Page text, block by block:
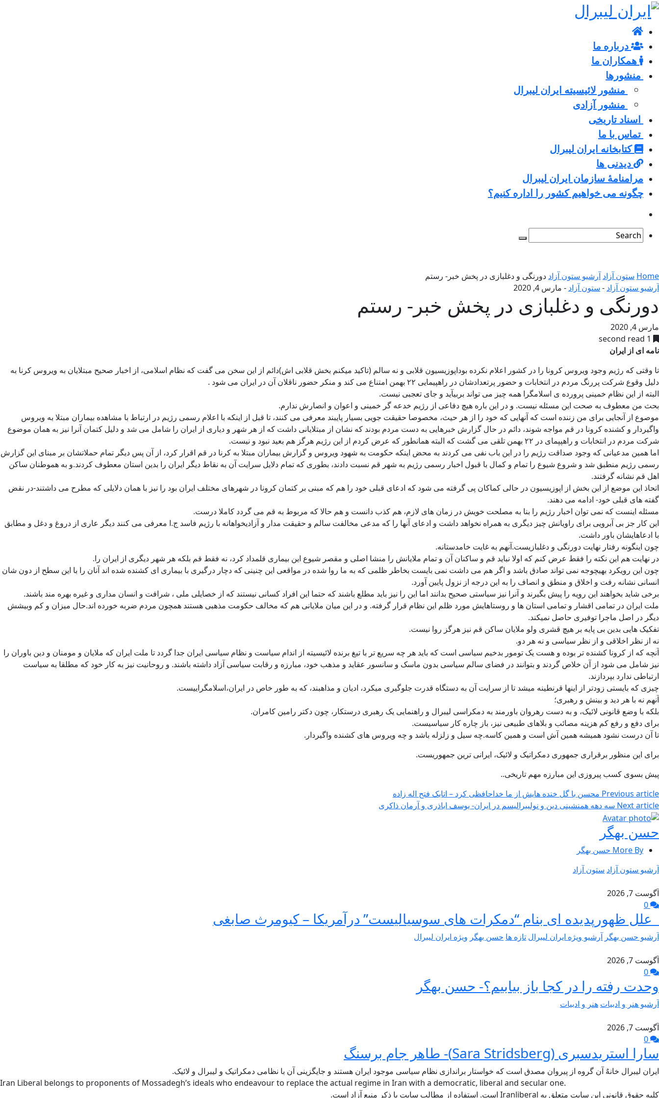
درباره ما
همکاران ما
منشورها
منشور لائیسیته ایران لیبرال
منشور آزادی
اسناد تاریخی
تماس با ما
کتابخانه ایران لیبرال
دیدنی ها
مرامنامۀ سازمان ایران لیبرال
چگونه می خواهیم کشور را اداره کنیم؟
Home ستون آزاد آرشیو ستون آزاد دورنگی و دغلبازی در پخش خبر- رستم
آرشیو ستون آزاد - ستون آزاد - مارس 4, 2020
دورنگی و دغلبازی در پخش خبر- رستم
مارس 4, 2020
1 second read
نامه ای از ایران
تا وقتی که رژیم وجود ویروس کرونا را در کشور اعلام نکرده بوداپوزیسیون قلابی و نه سالم (تاکید میکنم بخش قلابی اش)دائم از این سخن می گفت که نظام اسلامی، از اخبار صحیح مبتلایان به ویروس کرنا به
دلیل وقوع شرکت پررنگ مردم در انتخابات و حضور پرتعدادشان در راهپیمایی ۲۲ بهمن امتناع می کند و منکر حضور ناقلان آن در ایران می شود .
البته از این نظام خمینی پرورده ی اسلامگرا همه چیز می تواند بربیآید و جای تعجبی نیست.
بحث من معطوف به صحت این مسئله نیست. و در این باره هیچ دفاعی از رژیم خدعه گر خمینی و اعوان و انصارش ندارم.
موصوع از آنجایی برای من زننده است که آنهایی که خود را از هر حیث، مخصوصا حقیقت جویی بسیار پایبند معرفی می کنند، تا قبل از اینکه با اعلام رسمی رژیم در ارتباط با مشاهده بیماران مبتلا به ویروس
واگیردار و کشنده کرونا در قم مواجه شوند، دائم در حال گزارش خبرهایی به دست مردم بودند که نشان از مبتلایانی داشت که از هر شهر و دیاری از ایران را شامل می شد و دلیل کتمان آنرا نیز به همان موضوع
شرکت مردم در انتخابات و راهپپمای در ۲۲ بهمن تلقی می گشت که البته همانطور که عرض کردم از این رژیم هرگز هم بعید نبود و نیست.
اما همین مدعیانی که وجود صداقت رژیم را در این باب نفی می کردند به محض اینکه حکومت به شهود ویروس و گزارش بیماران مبتلا به کرنا در قم اقرار کرد، از آن پس دیگر تمام حملاتشان بر مبنای این گزارش
رسمی رژیم منطبق شد و شروع شیوع را تمام و کمال با قبول اخبار رسمی رژیم به شهر قم نسبت دادند، بطوری که تمام دلایل سرایت آن به نقاط دیگر ایران را بدین استان معطوف کردند.و به هموطنان ساکن
اهل قم نشانه گرفتند.
اتحاذ این موضع از این بخش از اپوزیسیون در حالی کماکان پی گرفته می شود که ادعای قبلی خود را هم که مبنی بر کتمان کرونا در شهرهای مختلف ایران بود را نیز با همان دلایلی که مطرح می داشتند-در نقض
گفته های قبلی خود- ادامه می دهند.
مسئله اینست که نمی توان اخبار رژیم را بنا به مصلحت خویش در زمان های لازم، هم کذب دانست و هم حالا که مربوط به قم می گردد کاملا درست.
این کار جز بی آبرویی برای راویانش چیز دیگری به همراه نخواهد داشت و ادعای آنها را که مدعی مخالفت سالم و حقیقت مدار و آزادیخواهانه با رژیم فاسد ج.ا معرفی می کنند دیگر عاری از دروغ و دغل و مطابق
با ادعاهایشان باور داشت.
چون اینگونه رفتار نهایت دورنگی و دغلبازیست.آنهم به غایت خامدستانه.
در نهایت هم این نکته را فقط عرض کنم که اولا نباید قم و ساکنان آن و تمام ملایانش را منشا اصلی و مقصر شیوع این بیماری قلمداد کرد، نه فقط قم بلکه هر شهر دیگری از ایران را.
چون این رویکرد بهیچوجه نمی تواند صادق باشد و اگر هم می داشت نمی بایست بخاطر ظلمی که به ما روا شده در مواقعی این چنینی که دچار درگیری با بیماری ای کشنده شده اند آنان را با این سطح از دون شان
انسانی نشانه رفت و اخلاق و منطق و انصاف را به این درجه از نزول پایین آورد.
برخی شاید بخواهند این رویه را پیش بگیرند و آنرا نیز سیاستی صحیح بدانند اما این را نیز باید مطلع باشند که حتما این افراد کسانی نیستند که از خصایلی ملی ، شرافت و انسان مداری و غیره بهره مند باشند.
ملت ایران در تمامی اقشار و تمامی استان ها و روستاهایش مورد ظلم این نظام قرار گرفته. و در این میان ملایانی هم که مخالف حکومت مذهبی هستند همچون مردم ضربه خورده اند.حال میزان و کم وبیشش
دیگر در اصل ماجرا توفیری حاصل نمیکند.
تفکیک هایی بدین بی پایه بر هیچ قشری ولو ملایان ساکن قم نیز هرگز روا نیست.
نه از نظر اخلاقی و از نظر سیاسی و نه هر دو.
آنچه که از کرونا کشنده تر بوده و هست یک تومور بدخیم سیاسی است که باید هر چه سریع تر با تیغ برنده لائیسیته از اندام سیاست و نظام سیاسی ایران جدا گردد تا ملت ایران که ملایان و مومنان و دین باوران را
نیز شامل می شود از آن خلاص گردند و بتوانند در فضای سالم سیاسی بدون ماسک و سانسور عقاید و مذهب خود، مبارزه و رقابت سیاسی آزاد داشته باشند. و روحانیت نیز به کار خود که مطلقا به سیاست
ارتباطی ندارد بپردازند.
چیزی که بایستی زودتر از اینها قرنطینه میشد تا از سرایت آن به دستگاه قدرت جلوگیری میکرد، ادیان و مذاهبند، که به طور خاص در ایران،اسلامگراییست.
آنهم نه با هر دید و بینش و رهبری؛
بلکه با وضع قانونی لائیک، و به دست رهروان باورمند به دمکراسی لیبرال و راهنمایی یک رهبری درستکار، چون دکتر رامین کامران.
برای دفع و رفع کم هزینه مصائب و بلاهای طبیعی نیز، باز چاره کار سیاسیست.
تا آن درست نشود همیشه همین آش است و همین کاسه.چه سیل و زلزله باشد و چه ویروس های کشنده واگیردار.
برای این منظور برقراری جمهوری دمکراتیک و لائیک، ایرانی ترین جمهوریست.
پیش بسوی کسب پیروزی این مبارزه مهم تاریخی..
Previous article محسن با گل خنده هایش از ما خداحافظی کرد – اتابک فتح اله زاده
Next article سه دهه همنشینی دین و نولیبرالیسم در ایران- یوسف اباذری و آرمان ذاکری
حسن بهگر
More By حسن بهگر
آرشیو ستون آزاد ستون آزاد
آگوست 7, 2026
علل ظهورپدیده ای بنام “دمکرات های سوسیالیست” درآمریکا – کیومرث صابغی
آرشیو حسن بهگر آرشیو ویژه ایران لیبرال تازه ها حسن بهگر ویژه ایران لیبرال
آگوست 7, 2026
وحدت رفته را در کجا باز بیابیم؟- حسن بهگر
آرشیو هنر و ادبیات هنر و ادبیات
آگوست 7, 2026
سارا استریدسبری (Sara Stridsberg)- طاهر جام برسنگ
ایران لیبرال خانهٌ آن گروه از پیروان مصدق است که خواستار براندازی نظام سیاسی موجود ایران هستند و جایگزینی آن با نظامی دمکراتیک و لیبرال و لائیک.
Iran Liberal belongs to proponents of Mossadegh’s ideals who endeavour to replace the actual regime in Iran with a democratic, liberal and secular one.
کلیه حقوق قانونی این سایت متعلق به Iranliberal است. استفاده از مطالب سایت با ذکر منبع آزاد است.